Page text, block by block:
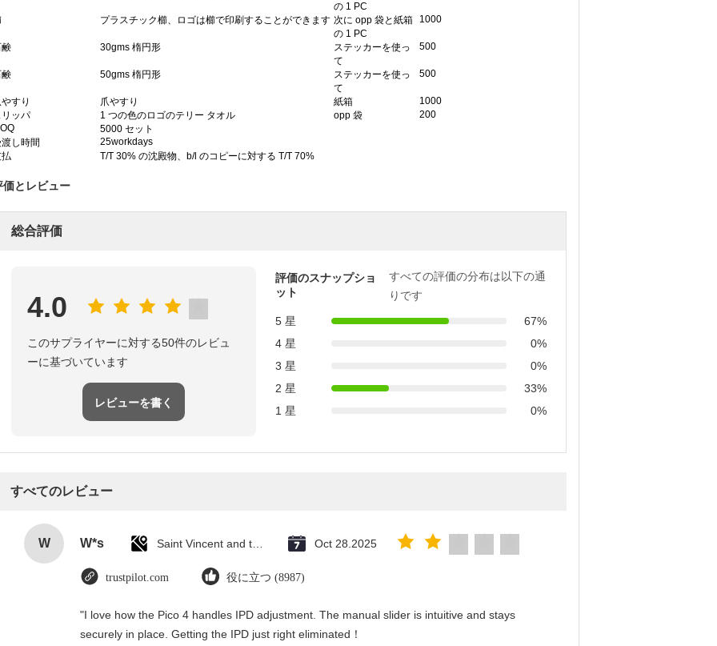
の 1 PC
プラスチック櫛、ロゴは櫛で印刷することができます 次に opp 袋と紙箱
の 1 PC
1000
30gms 楕円形
ステッカーを使っ
て
500
50gms 楕円形
ステッカーを使っ
て
500
すり 爪やすり 紙箱
1000
ッパ
1 つの色のロゴのテリー タオル opp 袋
200
5000 セット
し時間
25workdays
T/T 30% の沈殿物、b/l のコピーに対する T/T 70%
価とレビュー
総合評価
4.0
このサプライヤーに対する50件のレビュ
ーに基づいています
レビューを書く
評価のスナップショ
ット
すべての評価の分布は以下の通
りです
5 星
67%
4 星
0%
3 星
0%
2 星
33%
1 星
0%
すべてのレビュー
W W*s Saint Vincent and the Grenadines Oct 28.2025
trustpilot.com 役に立つ (8987)
"I love how the Pico 4 handles IPD adjustment. The manual slider is intuitive and stays
securely in place. Getting the IPD just right eliminated！